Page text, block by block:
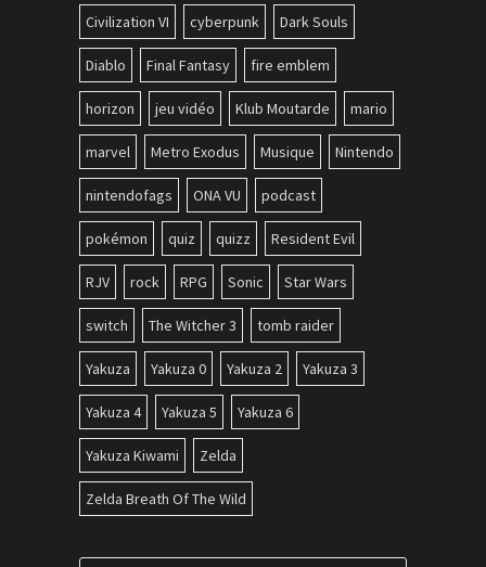
Civilization VI cyberpunk Dark Souls
Diablo Final Fantasy fire emblem
horizon jeu vidéo Klub Moutarde mario
marvel Metro Exodus Musique Nintendo
nintendofags ONA VU podcast
pokémon quiz quizz Resident Evil
RJV rock RPG Sonic Star Wars
switch The Witcher 3 tomb raider
Yakuza Yakuza 0 Yakuza 2 Yakuza 3
Yakuza 4 Yakuza 5 Yakuza 6
Yakuza Kiwami Zelda
Zelda Breath Of The Wild